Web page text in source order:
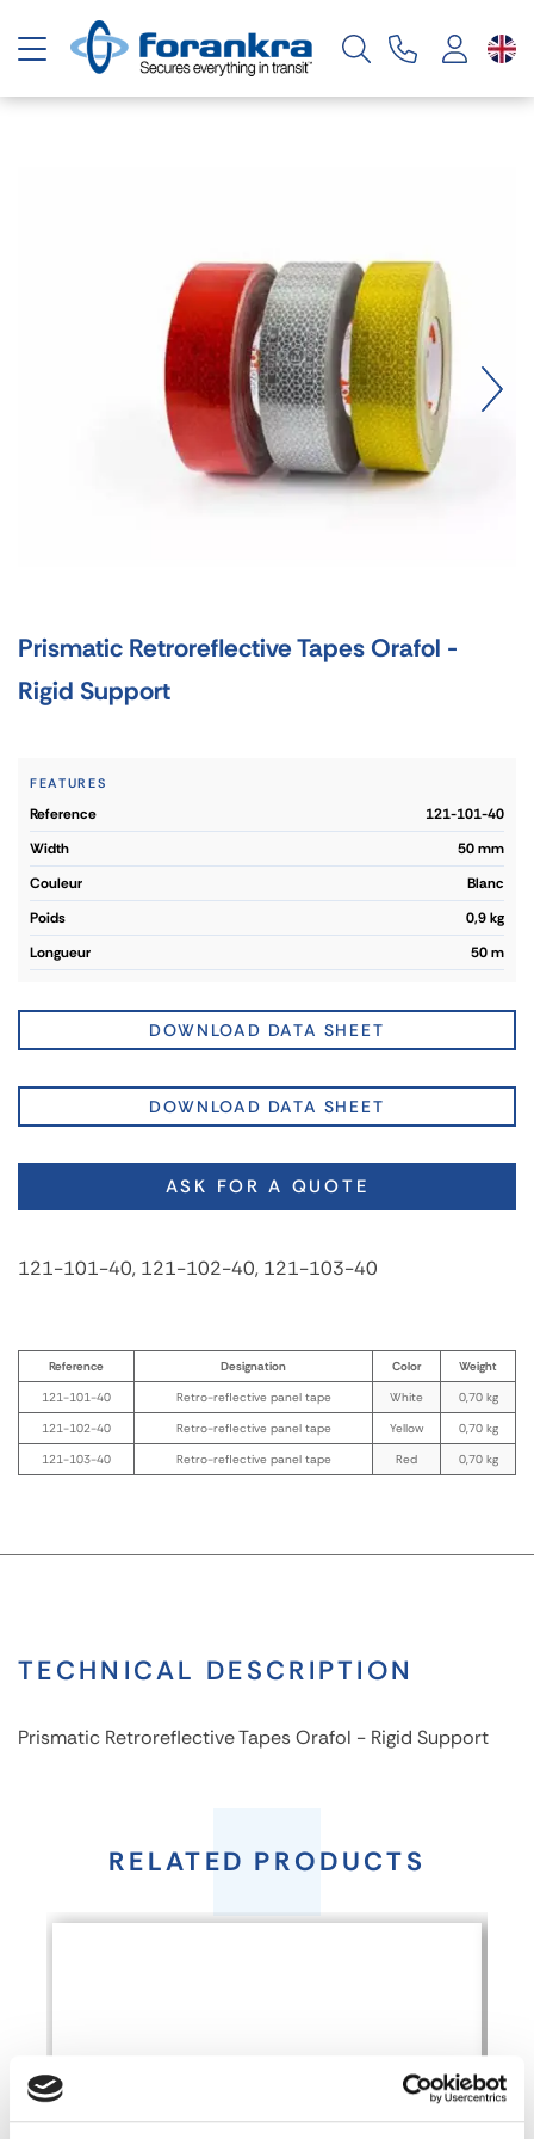
Toggle navigation
Prismatic Retroreflective Tapes Orafol -
Rigid Support
FEATURES
reference
121-101-40
width
50 mm
couleur
Blanc
poids
0,9 kg
longueur
50 m
DOWNLOAD DATA SHEET
DOWNLOAD DATA SHEET
ASK FOR A QUOTE
121-101-40, 121-102-40, 121-103-40
Reference Designation Color
Weight
121-101-40
Retro-reflective panel tape White
0,70 kg
121-102-40
Retro-reflective panel tape Yellow
0,70 kg
121-103-40
Retro-reflective panel tape Red 0,70 kg
TECHNICAL DESCRIPTION
Prismatic Retroreflective Tapes Orafol - Rigid Support
Retroreflective
Support
RELATED PRODUCTS